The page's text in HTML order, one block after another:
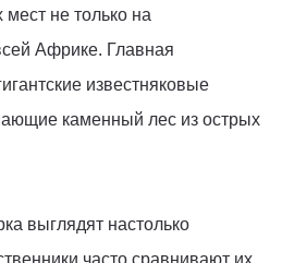
не только на
Африке. Главная
известняковые
каменный лес из острых
выглядят настолько
часто сравнивают их